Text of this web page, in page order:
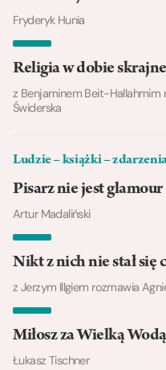
Fryderyk Hunia
Religia w dobie
z Benjaminem Beit-
Świderska
Ludzie – książki –
Pisarz nie jest glamour
Artur Madaliński
Nikt z nich nie stał się
z Jerzym Illgiem rozmawia
Miłosz za Wielką Wodą
Łukasz Tischner